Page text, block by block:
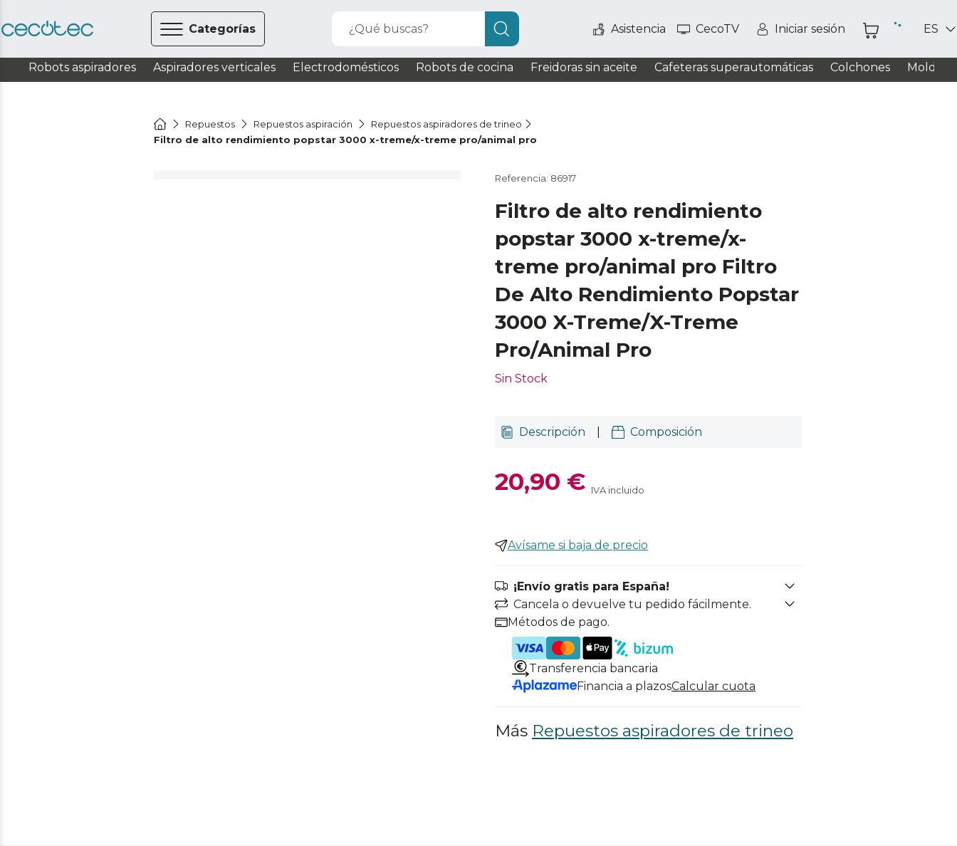
Categorías ¿Qué buscas? Asistencia CecoTV Iniciar sesión ES
Robots aspiradores Aspiradores verticales Electrodomésticos Robots de cocina Freidoras sin aceite Cafeteras superautomáticas Colchones
Repuestos Repuestos aspiración
Repuestos aspiradores de trineo
Filtro de alto rendimiento popstar 3000 x-treme/x-treme pro/animal pro
Referencia: 86917
Filtro de alto rendimiento
popstar 3000 x-treme/x-
treme pro/animal pro Filtro
De Alto Rendimiento Popstar
3000 X-Treme/X-Treme
Pro/Animal Pro
Sin Stock
Descripción Composición
20,90 € IVA incluido
Avísame si baja de precio
¡Envío gratis para España!
Cancela o devuelve tu pedido fácilmente.
Métodos de pago.
Transferencia bancaria
Financia a plazosCalcular cuota
Más Repuestos aspiradores de trineo